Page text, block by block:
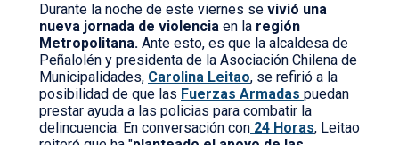
Durante la noche de este viernes se vivió una
nueva jornada de violencia en la región
Metropolitana. Ante esto, es que la alcaldesa de
Peñalolén y presidenta de la Asociación Chilena de
Municipalidades, Carolina Leitao, se refirió a la
posibilidad de que las Fuerzas Armadas puedan
prestar ayuda a las policias para combatir la
delincuencia. En conversación con 24 Horas, Leitao